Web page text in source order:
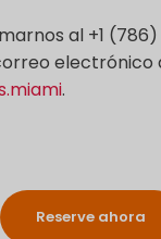
al +1
electrónico
.
Reserve ahora